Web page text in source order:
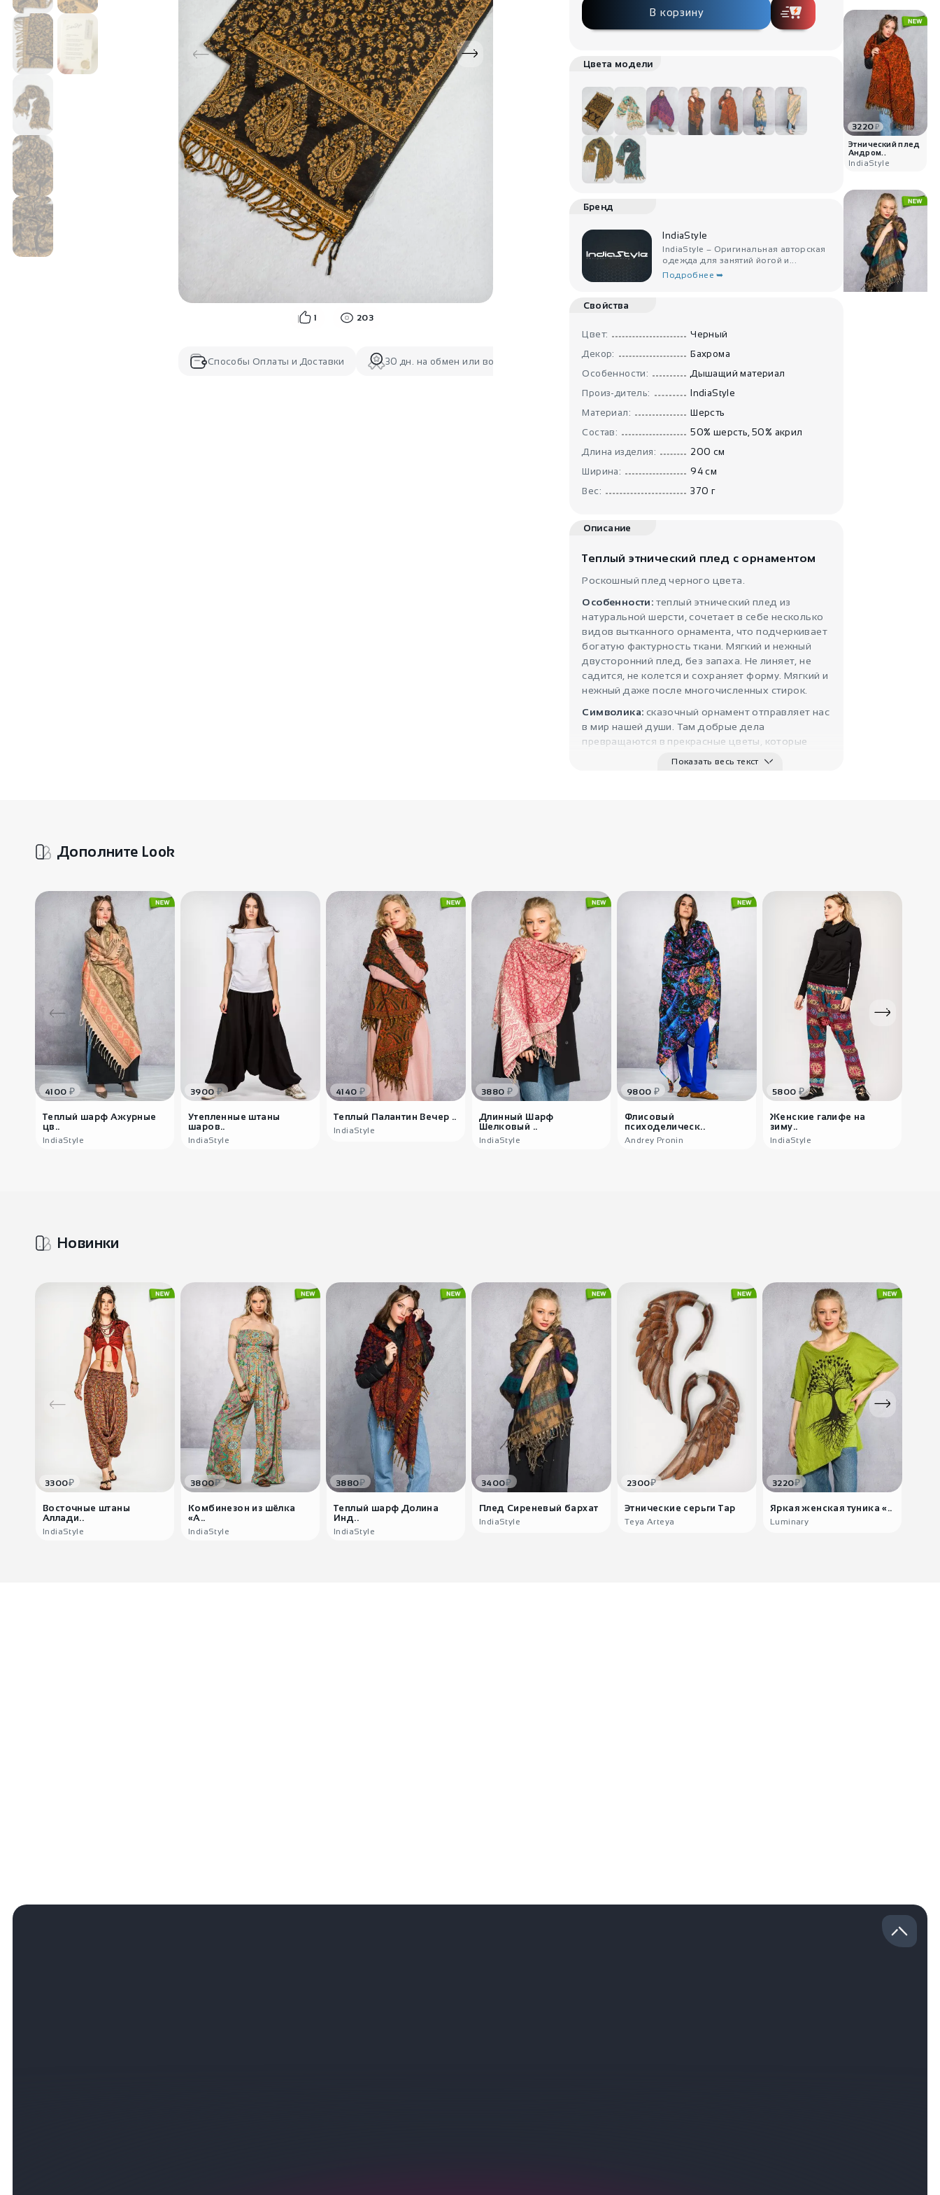
1 203
Способы Оплаты и Доставки 30 дн. на обмен или возврат
В корзину
Цвета модели
Бренд
IndiaStyle
IndiaStyle – Оригинальная авторская
одежда для занятий йогой и...
Подробнее ➥
Свойства
Цвет:
Черный
Декор:
Бахрома
Особенности:
Дышащий материал
Произ-дитель:
IndiaStyle
Материал:
Шерсть
Состав:
50% шерсть, 50% акрил
Длина изделия:
200 см
Ширина:
94 см
Вес:
370 г
Описание
Теплый этнический плед с орнаментом
Роскошный плед черного цвета.
Особенности: теплый этнический плед из
натуральной шерсти, сочетает в себе несколько
видов вытканного орнамента, что подчеркивает
богатую фактурность ткани. Мягкий и нежный
двусторонний плед, без запаха. Не линяет, не
садится, не колется и сохраняет форму. Мягкий и
нежный даже после многочисленных стирок.
Символика: сказочный орнамент отправляет нас
в мир нашей души. Там добрые дела
превращаются в прекрасные цветы, которые
наполняют сумерки своим светом.
Показать весь текст
3220₽
Этнический плед
Андром..
IndiaStyle
IndiaStyle
Дополните Look
4100 ₽
Теплый шарф Ажурные
цв..
IndiaStyle
3900₽
Утепленные штаны
шаров..
IndiaStyle
4140 ₽
Теплый Палантин Вечер ..
IndiaStyle
3880 ₽
Длинный Шарф
Шелковый ..
IndiaStyle
9800 ₽
Флисовый
психоделическ..
Andrey Pronin
5800 ₽
Женские галифе на
зиму..
IndiaStyle
Новинки
3300₽
Восточные штаны
Аллади..
IndiaStyle
3800₽
Комбинезон из шёлка
«А..
IndiaStyle
3880₽
Теплый шарф Долина
Инд..
IndiaStyle
3400₽
Плед Сиреневый бархат
IndiaStyle
2300₽
Этнические серьги Тар
Teya Arteya
3220₽
Яркая женская туника «..
Luminary